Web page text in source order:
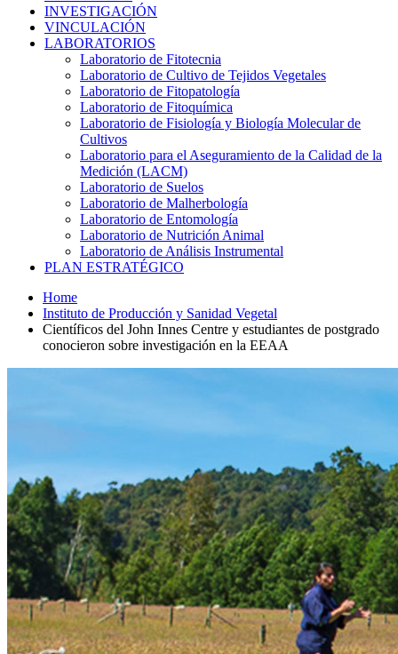
INVESTIGACIÓN
VINCULACIÓN
LABORATORIOS
Laboratorio de Fitotecnia
Laboratorio de Cultivo de Tejidos Vegetales
Laboratorio de Fitopatología
Laboratorio de Fitoquímica
Laboratorio de Fisiología y Biología Molecular de
Cultivos
Laboratorio para el Aseguramiento de la Calidad de la
Medición (LACM)
Laboratorio de Suelos
Laboratorio de Malherbología
Laboratorio de Entomología
Laboratorio de Nutrición Animal
Laboratorio de Análisis Instrumental
PLAN ESTRATÉGICO
Home
Instituto de Producción y Sanidad Vegetal
Científicos del John Innes Centre y estudiantes de postgrado
conocieron sobre investigación en la EEAA